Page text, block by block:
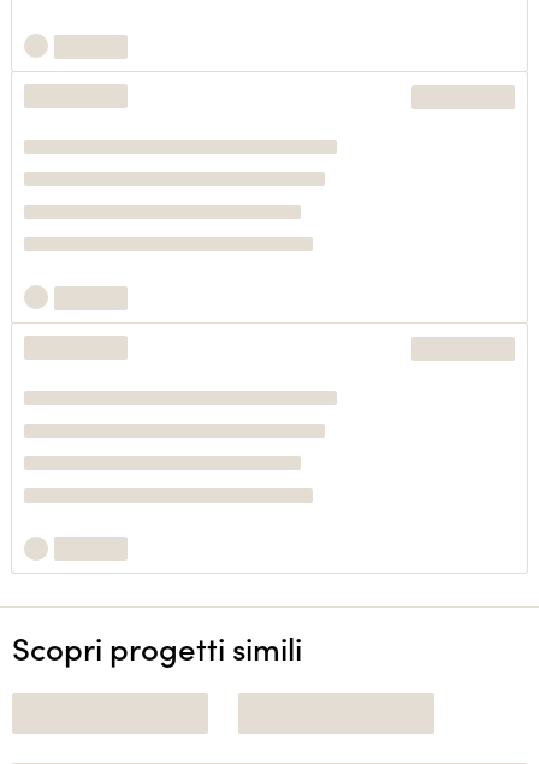
Scopri progetti simili